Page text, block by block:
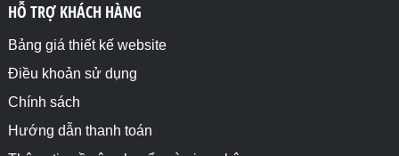
HỖ TRỢ KHÁCH HÀNG
Bảng giá thiết kế website
Điều khoản sử dụng
Chính sách
Hướng dẫn thanh toán